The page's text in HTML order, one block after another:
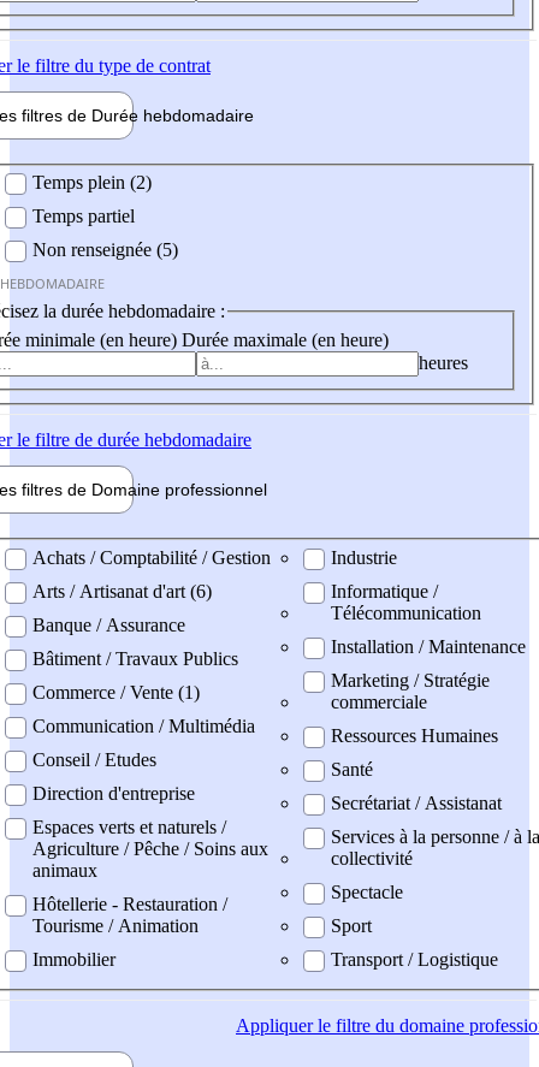
le filtre du type de contrat
filtres de Durée hebdomadaire
Temps plein (2)
Temps partiel
Non renseignée (5)
la durée hebdomadaire :
minimale (en heure) Durée maximale (en heure)
heures
le filtre de durée hebdomadaire
filtres de Domaine professionnel
professionel
Achats / Comptabilité / Gestion
Arts / Artisanat d'art (6)
Banque / Assurance
Bâtiment / Travaux Publics
Commerce / Vente (1)
Communication / Multimédia
Conseil / Etudes
Direction d'entreprise
Espaces verts et naturels /
Agriculture / Pêche / Soins aux
animaux
Hôtellerie - Restauration /
Tourisme / Animation
Immobilier
Industrie
Informatique /
Télécommunication
Installation / Maintenance
Marketing / Stratégie
commerciale
Ressources Humaines
Santé
Secrétariat / Assistanat
Services à la personne / à la
collectivité
Spectacle
Sport
Transport / Logistique
Appliquerle filtre du domaine